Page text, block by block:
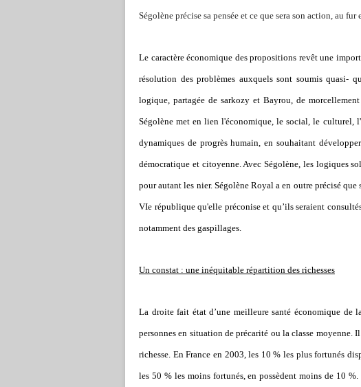
Ségolène précise sa pensée et ce que sera son action, au
Le caractère économique des propositions revêt une
résolution des problèmes auxquels sont soumis quasi-
logique, partagée de sarkozy et Bayrou, de
Ségolène met en lien l'économique, le social, le culturel,
dynamiques de progrès humain, en souhaitant
démocratique et citoyenne. Avec Ségolène, les logiques
pour autant les nier. Ségolène Royal a en outre précisé
VIe république qu'elle préconise et qu’ils seraient
notamment des gaspillages.
Un constat : une inéquitable répartition des richesses
La droite fait état d’une meilleure santé économique de
personnes en situation de précarité ou la classe
richesse. En France en 2003,les 10 % les plus fortunés
les 50 % les moins fortunés, en possèdent moins de 10 %.